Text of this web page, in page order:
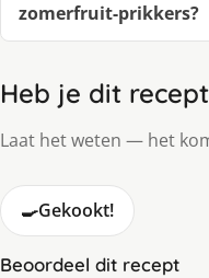
zomerfruit-prikkers?
Heb je dit
Laat het weten — het
🍳Gekookt!
Beoordeel dit recept